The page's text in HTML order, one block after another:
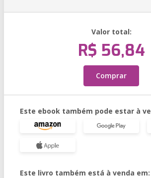
Valor total:
R$ 56,84
Comprar
Este ebook também pode estar à
Este livro também está à venda em: